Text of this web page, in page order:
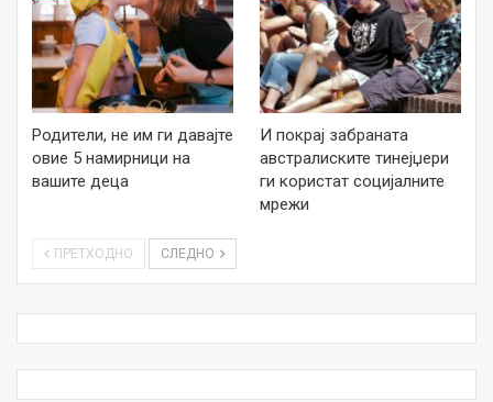
Родители, не им ги давајте
овие 5 намирници на
вашите деца
И покрај забраната
австралиските тинејџери
ги користат социјалните
мрежи
ПРЕТХОДНО СЛЕДНО